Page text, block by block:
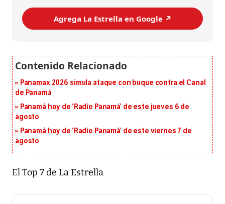
Agrega La Estrella en Google ↗️
Panamax 2026 simula ataque con buque contra el Canal
de Panamá
Panamá hoy de ‘Radio Panamá’ de este jueves 6 de
agosto
Panamá hoy de ‘Radio Panamá’ de este viernes 7 de
agosto
El Top 7 de La Estrella